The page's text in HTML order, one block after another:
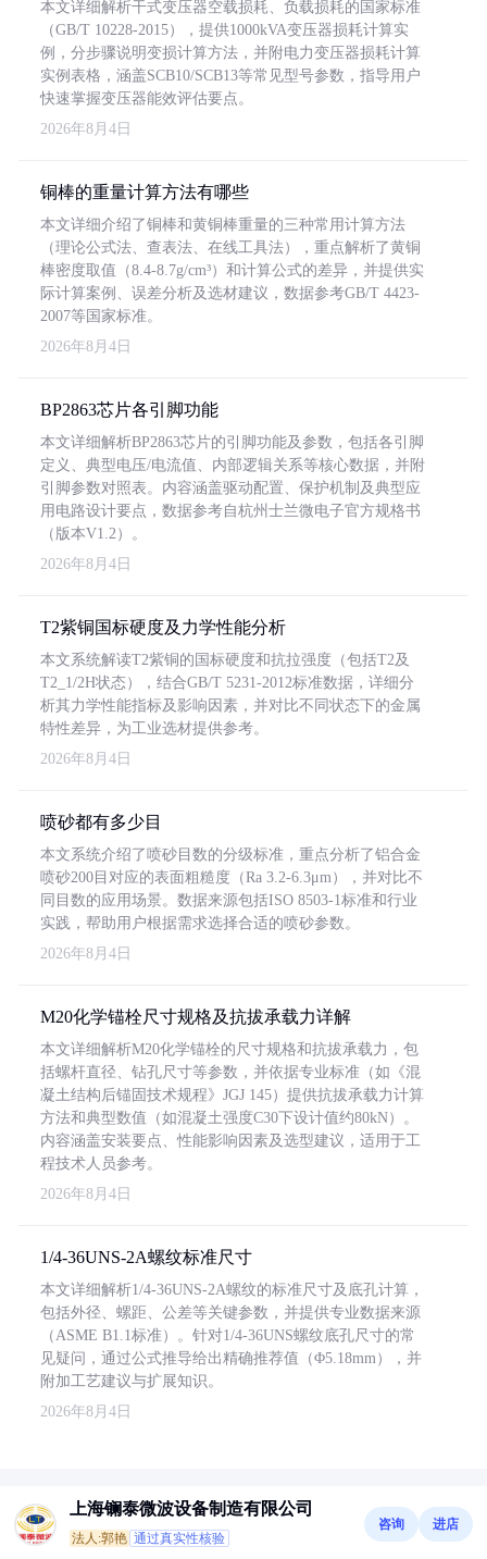
本文详细解析干式变压器空载损耗、负载损耗的国家标准
（GB/T 10228-2015），提供1000kVA变压器损耗计算实
例，分步骤说明变损计算方法，并附电力变压器损耗计算
实例表格，涵盖SCB10/SCB13等常见型号参数，指导用户
快速掌握变压器能效评估要点。
2026年8月4日
铜棒的重量计算方法有哪些
本文详细介绍了铜棒和黄铜棒重量的三种常用计算方法
（理论公式法、查表法、在线工具法），重点解析了黄铜
棒密度取值（8.4-8.7g/cm³）和计算公式的差异，并提供实
际计算案例、误差分析及选材建议，数据参考GB/T 4423-
2007等国家标准。
2026年8月4日
BP2863芯片各引脚功能
本文详细解析BP2863芯片的引脚功能及参数，包括各引脚
定义、典型电压/电流值、内部逻辑关系等核心数据，并附
引脚参数对照表。内容涵盖驱动配置、保护机制及典型应
用电路设计要点，数据参考自杭州士兰微电子官方规格书
（版本V1.2）。
2026年8月4日
T2紫铜国标硬度及力学性能分析
本文系统解读T2紫铜的国标硬度和抗拉强度（包括T2及
T2_1/2H状态），结合GB/T 5231-2012标准数据，详细分
析其力学性能指标及影响因素，并对比不同状态下的金属
特性差异，为工业选材提供参考。
2026年8月4日
喷砂都有多少目
本文系统介绍了喷砂目数的分级标准，重点分析了铝合金
喷砂200目对应的表面粗糙度（Ra 3.2-6.3μm），并对比不
同目数的应用场景。数据来源包括ISO 8503-1标准和行业
实践，帮助用户根据需求选择合适的喷砂参数。
2026年8月4日
M20化学锚栓尺寸规格及抗拔承载力详解
本文详细解析M20化学锚栓的尺寸规格和抗拔承载力，包
括螺杆直径、钻孔尺寸等参数，并依据专业标准（如《混
凝土结构后锚固技术规程》JGJ 145）提供抗拔承载力计算
方法和典型数值（如混凝土强度C30下设计值约80kN）。
内容涵盖安装要点、性能影响因素及选型建议，适用于工
程技术人员参考。
2026年8月4日
1/4-36UNS-2A螺纹标准尺寸
本文详细解析1/4-36UNS-2A螺纹的标准尺寸及底孔计算，
包括外径、螺距、公差等关键参数，并提供专业数据来源
（ASME B1.1标准）。针对1/4-36UNS螺纹底孔尺寸的常
见疑问，通过公式推导给出精确推荐值（Φ5.18mm），并
附加工艺建议与扩展知识。
2026年8月4日
上海镧泰微波设备制造有限公司
法人:郭艳 通过真实性核验
咨询 进店